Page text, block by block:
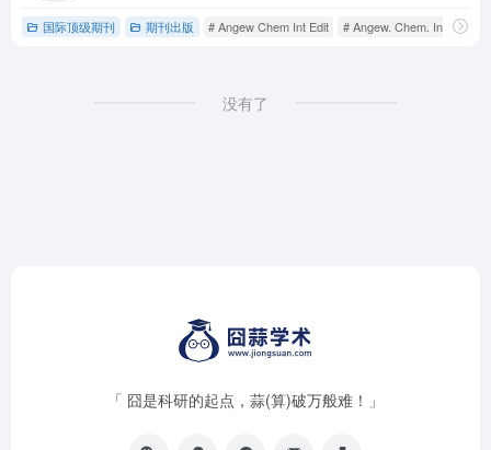
国际顶级期刊 期刊出版 # Angew Chem Int Edit # Angew. Chem. Int. Ed.
没有了
「 囧是科研的起点，蒜(算)破万般难！」